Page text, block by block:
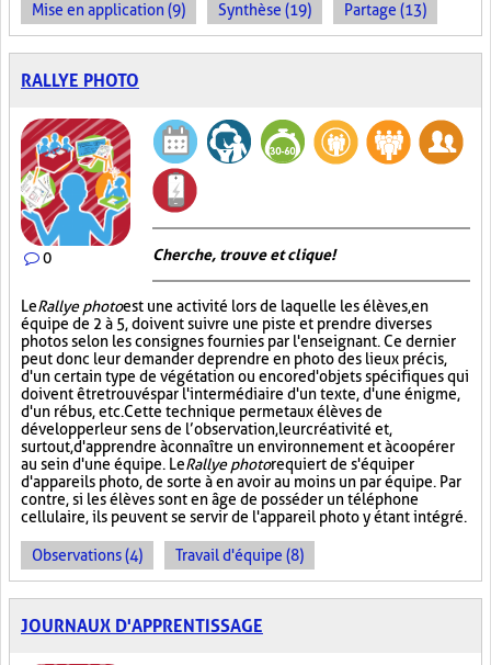
Mise en application (9) Synthèse (19) Partage (13)
RALLYE PHOTO
0 Cherche, trouve et clique !
LeRallye photoest une activité lors de laquelle les élèves, en
équipe de 2 à 5, doivent suivre une piste et prendre diverses
photos selon les consignes fournies par l'enseignant. Ce dernier
peut donc leur demander de prendre en photo des lieux précis,
d'un certain type de végétation ou encore d'objets spécifiques qui
doivent être trouvés par l'intermédiaire d'un texte, d'une énigme,
d'un rébus, etc. Cette technique permet aux élèves de
développer leur sens de l’observation, leur créativité et,
surtout, d'apprendre à connaître un environnement et à coopérer
au sein d'une équipe. LeRallye photorequiert de s'équiper
d'appareils photo, de sorte à en avoir au moins un par équipe. Par
contre, si les élèves sont en âge de posséder un téléphone
cellulaire, ils peuvent se servir de l'appareil photo y étant intégré.
Observations (4) Travail d'équipe (8)
JOURNAUX D'APPRENTISSAGE